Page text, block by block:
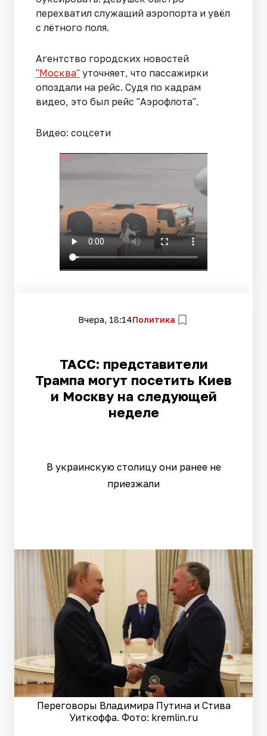
перехватил служащий аэропорта и увёл
с лётного поля.
Агентство городских новостей
"Москва" уточняет, что пассажирки
опоздали на рейс. Судя по кадрам
видео, это был рейс "Аэрофлота".
Видео: соцсети
Вчера, 18:14Политика
ТАСС: представители
Трампа могут посетить Киев
и Москву на следующей
неделе
В украинскую столицу они ранее не
приезжали
Переговоры Владимира Путина и Стива
Уиткоффа. Фото: kremlin.ru